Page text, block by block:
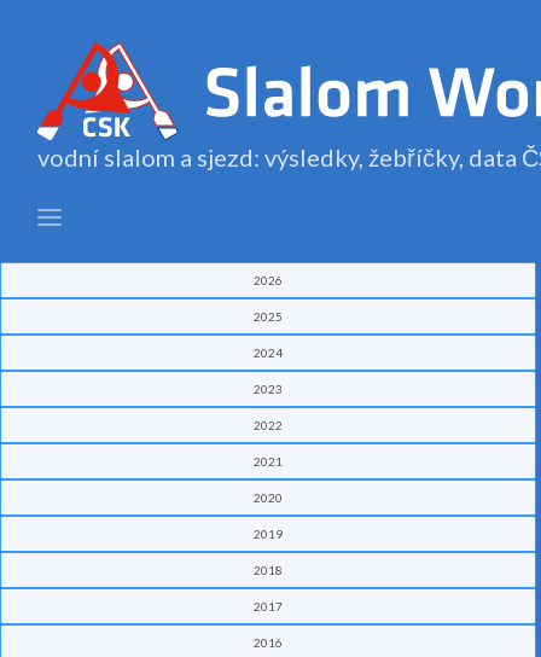
vodní slalom a sjezd: výsledky, žebříčky, data
2026
2025
2024
2023
2022
2021
2020
2019
2018
2017
2016